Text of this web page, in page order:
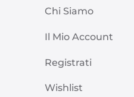
Chi Siamo
Il Mio Account
Registrati
Wishlist